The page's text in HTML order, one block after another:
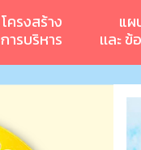
โครงสร้าง
การบริหาร
แผ
เเละ